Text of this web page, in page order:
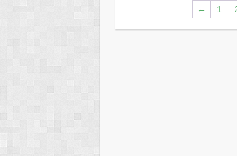
← 1